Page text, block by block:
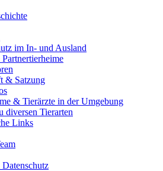
im In- und Ausland
Partnertierheime
& Satzung
& Tierärzte in der Umgebung
diversen Tierarten
Links